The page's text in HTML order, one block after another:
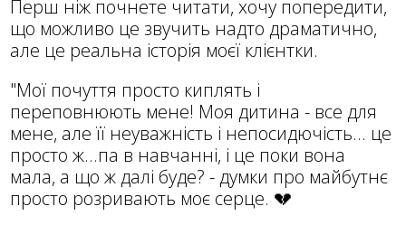
Перш ніж почнете читати, хочу попередити,
що можливо це звучить надто драматично,
але це реальна історія моєї клієнтки.
"Мої почуття просто киплять і
переповнюють мене! Моя дитина - все для
мене, але її неуважність і непосидючість... це
просто ж...па в навчанні, і це поки вона
мала, а що ж далі буде? - думки про майбутнє
просто розривають моє серце. 💔